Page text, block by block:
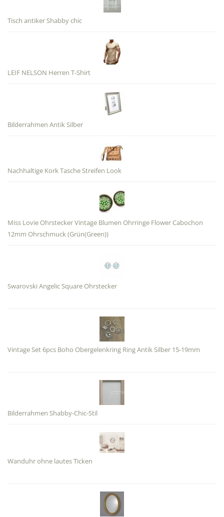
Tisch antiker Shabby chic
LEIF NELSON Herren T-Shirt
Bilderrahmen Antik Silber
Nachhaltige Kork Tasche Streifen Look
Miss Lovie Ohrstecker Vintage Blumen Ohrringe Flower Cabochon
12mm Ohrschmuck (Grün(Green))
Swarovski Angelic Square Ohrstecker
Vintage Set 6pcs Boho Obergelenkring Ring Antik Silber 15-19mm
Bilderrahmen Shabby-Chic-Stil
Wanduhr ohne lautes Ticken